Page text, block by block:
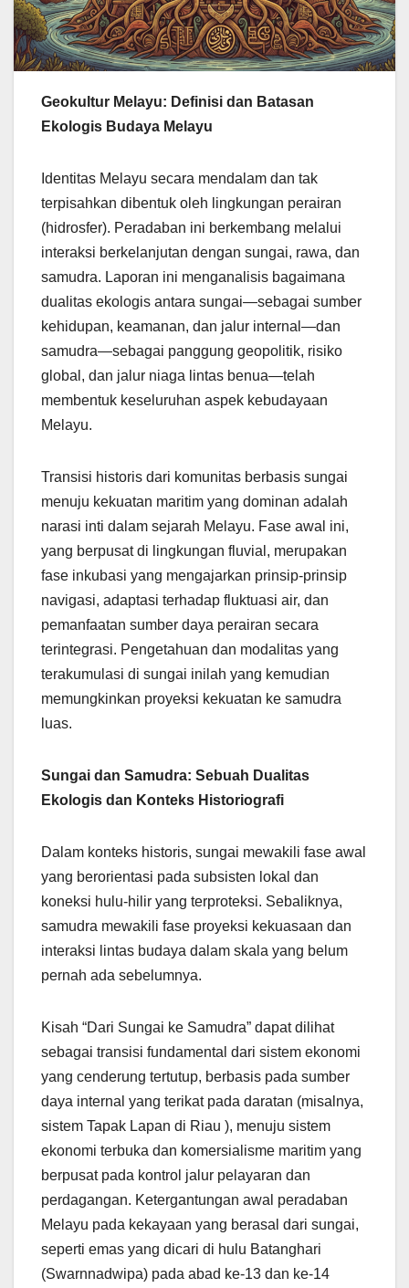
Geokultur Melayu: Definisi dan Batasan
Ekologis Budaya Melayu
Identitas Melayu secara mendalam dan tak
terpisahkan dibentuk oleh lingkungan perairan
(hidrosfer). Peradaban ini berkembang melalui
interaksi berkelanjutan dengan sungai, rawa, dan
samudra. Laporan ini menganalisis bagaimana
dualitas ekologis antara sungai—sebagai sumber
kehidupan, keamanan, dan jalur internal—dan
samudra—sebagai panggung geopolitik, risiko
global, dan jalur niaga lintas benua—telah
membentuk keseluruhan aspek kebudayaan
Melayu.
Transisi historis dari komunitas berbasis sungai
menuju kekuatan maritim yang dominan adalah
narasi inti dalam sejarah Melayu. Fase awal ini,
yang berpusat di lingkungan fluvial, merupakan
fase inkubasi yang mengajarkan prinsip-prinsip
navigasi, adaptasi terhadap fluktuasi air, dan
pemanfaatan sumber daya perairan secara
terintegrasi. Pengetahuan dan modalitas yang
terakumulasi di sungai inilah yang kemudian
memungkinkan proyeksi kekuatan ke samudra
luas.
Sungai dan Samudra: Sebuah Dualitas
Ekologis dan Konteks Historiografi
Dalam konteks historis, sungai mewakili fase awal
yang berorientasi pada subsisten lokal dan
koneksi hulu-hilir yang terproteksi. Sebaliknya,
samudra mewakili fase proyeksi kekuasaan dan
interaksi lintas budaya dalam skala yang belum
pernah ada sebelumnya.
Kisah “Dari Sungai ke Samudra” dapat dilihat
sebagai transisi fundamental dari sistem ekonomi
yang cenderung tertutup, berbasis pada sumber
daya internal yang terikat pada daratan (misalnya,
sistem Tapak Lapan di Riau ), menuju sistem
ekonomi terbuka dan komersialisme maritim yang
berpusat pada kontrol jalur pelayaran dan
perdagangan. Ketergantungan awal peradaban
Melayu pada kekayaan yang berasal dari sungai,
seperti emas yang dicari di hulu Batanghari
(Swarnnadwipa) pada abad ke-13 dan ke-14